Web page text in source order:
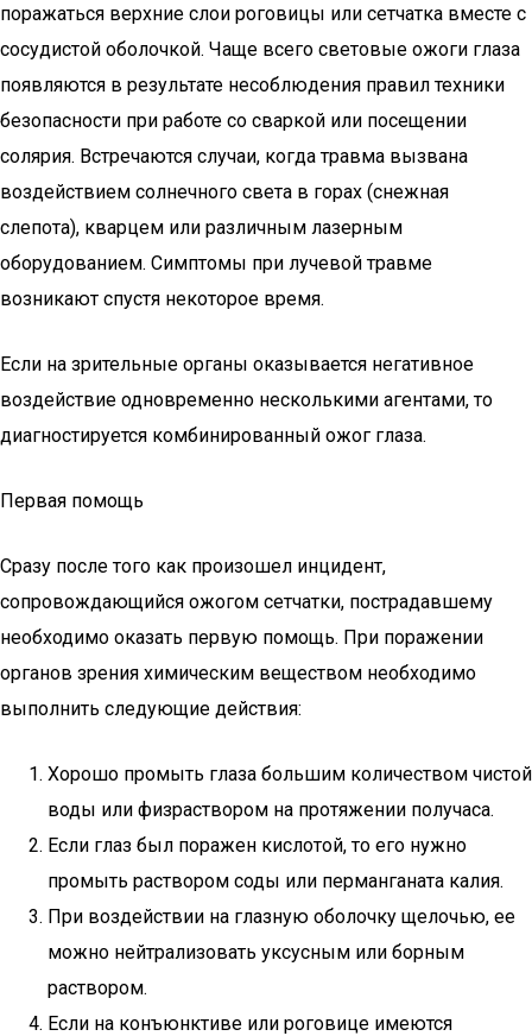
поражаться верхние слои роговицы или сетчатка вместе с
сосудистой оболочкой. Чаще всего световые ожоги глаза
появляются в результате несоблюдения правил техники
безопасности при работе со сваркой или посещении
солярия. Встречаются случаи, когда травма вызвана
воздействием солнечного света в горах (снежная
слепота), кварцем или различным лазерным
оборудованием. Симптомы при лучевой травме
возникают спустя некоторое время.
Если на зрительные органы оказывается негативное
воздействие одновременно несколькими агентами, то
диагностируется комбинированный ожог глаза.
Первая помощь
Сразу после того как произошел инцидент,
сопровождающийся ожогом сетчатки, пострадавшему
необходимо оказать первую помощь. При поражении
органов зрения химическим веществом необходимо
выполнить следующие действия:
Хорошо промыть глаза большим количеством чистой
воды или физраствором на протяжении получаса.
Если глаз был поражен кислотой, то его нужно
промыть раствором соды или перманганата калия.
При воздействии на глазную оболочку щелочью, ее
можно нейтрализовать уксусным или борным
раствором.
Если на конъюнктиве или роговице имеются